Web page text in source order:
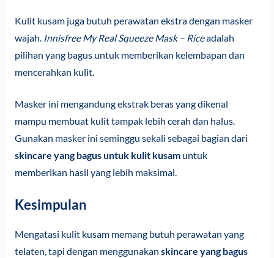
Kulit kusam juga butuh perawatan ekstra dengan masker
wajah. Innisfree My Real Squeeze Mask – Riceadalah
pilihan yang bagus untuk memberikan kelembapan dan
mencerahkan kulit.
Masker ini mengandung ekstrak beras yang dikenal
mampu membuat kulit tampak lebih cerah dan halus.
Gunakan masker ini seminggu sekali sebagai bagian dari
skincare yang bagus untuk kulit kusamuntuk
memberikan hasil yang lebih maksimal.
Kesimpulan
Mengatasi kulit kusam memang butuh perawatan yang
telaten, tapi dengan menggunakan skincare yang bagus